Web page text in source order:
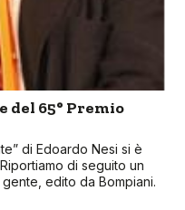
65° Premio
di Edoardo Nesi si è
di seguito un
edito da Bompiani.